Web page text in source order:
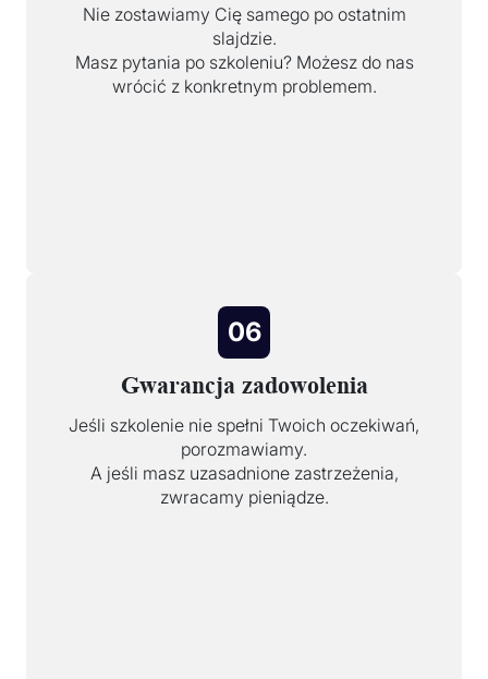
Nie zostawiamy Cię samego po ostatnim
slajdzie.
Masz pytania po szkoleniu? Możesz do nas
wrócić z konkretnym problemem.
06
Gwarancja zadowolenia
Jeśli szkolenie nie spełni Twoich oczekiwań,
porozmawiamy.
A jeśli masz uzasadnione zastrzeżenia,
zwracamy pieniądze.